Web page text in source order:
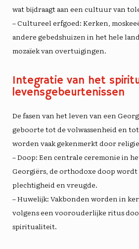
wat bijdraagt ​​aan een cultuur van
– Cultureel erfgoed: Kerken,
andere gebedshuizen in het hele
mozaïek van overtuigingen.
Integratie van het
levensgebeurtenissen
De fasen van het leven van een
geboorte tot de volwassenheid en
worden vaak gekenmerkt door
– Doop: Een centrale ceremonie in
Georgiërs, de orthodoxe doop wordt
plechtigheid en vreugde.
– Huwelijk: Vakbonden worden in
volgens een voorouderlijke ritus
spiritualiteit.